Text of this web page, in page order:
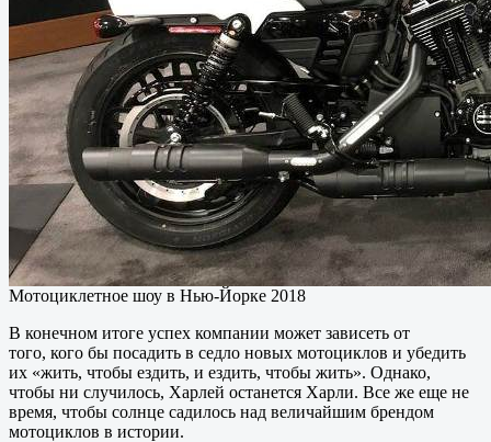
Мотоциклетное шоу в Нью-Йорке 2018
В конечном итоге успех компании может зависеть от
того, кого бы посадить в седло новых мотоциклов и убедить
их «жить, чтобы ездить, и ездить, чтобы жить». Однако,
чтобы ни случилось, Харлей останется Харли. Все же еще не
время, чтобы солнце садилось над величайшим брендом
мотоциклов в истории.